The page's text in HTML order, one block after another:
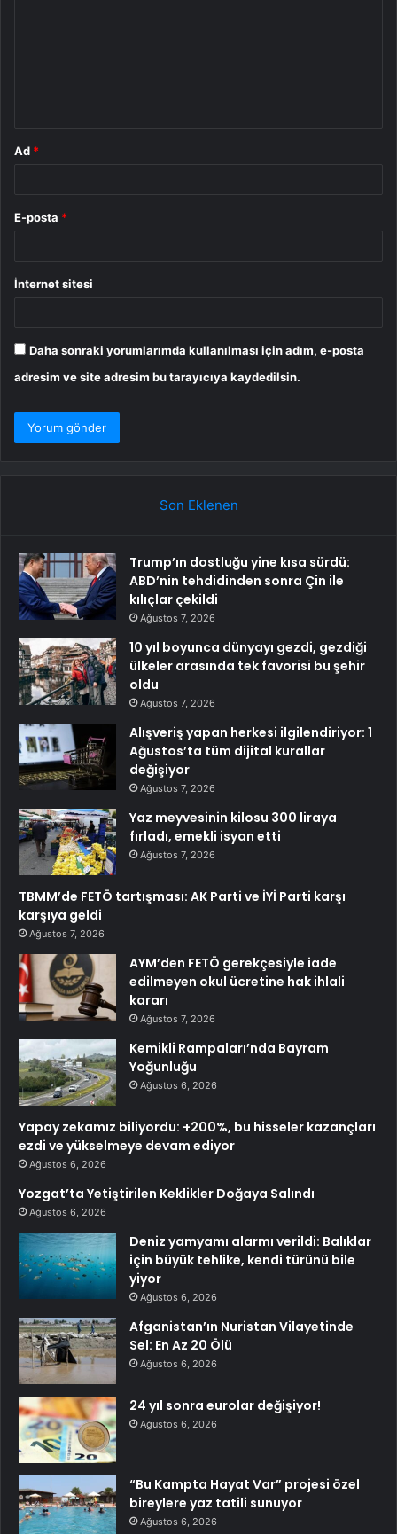
Ad *
E-posta *
İnternet sitesi
Daha sonraki yorumlarımda kullanılması için adım, e-posta
adresim ve site adresim bu tarayıcıya kaydedilsin.
Son Eklenen
Trump’ın dostluğu yine kısa sürdü:
ABD’nin tehdidinden sonra Çin ile
kılıçlar çekildi
Ağustos 7, 2026
10 yıl boyunca dünyayı gezdi, gezdiği
ülkeler arasında tek favorisi bu şehir
oldu
Ağustos 7, 2026
Alışveriş yapan herkesi ilgilendiriyor: 1
Ağustos’ta tüm dijital kurallar
değişiyor
Ağustos 7, 2026
Yaz meyvesinin kilosu 300 liraya
fırladı, emekli isyan etti
Ağustos 7, 2026
TBMM’de FETÖ tartışması: AK Parti ve İYİ Parti karşı
karşıya geldi
Ağustos 7, 2026
AYM’den FETÖ gerekçesiyle iade
edilmeyen okul ücretine hak ihlali
kararı
Ağustos 7, 2026
Kemikli Rampaları’nda Bayram
Yoğunluğu
Ağustos 6, 2026
Yapay zekamız biliyordu: +200%, bu hisseler kazançları
ezdi ve yükselmeye devam ediyor
Ağustos 6, 2026
Yozgat’ta Yetiştirilen Keklikler Doğaya Salındı
Ağustos 6, 2026
Deniz yamyamı alarmı verildi: Balıklar
için büyük tehlike, kendi türünü bile
yiyor
Ağustos 6, 2026
Afganistan’ın Nuristan Vilayetinde
Sel: En Az 20 Ölü
Ağustos 6, 2026
24 yıl sonra eurolar değişiyor!
Ağustos 6, 2026
“Bu Kampta Hayat Var” projesi özel
bireylere yaz tatili sunuyor
Ağustos 6, 2026